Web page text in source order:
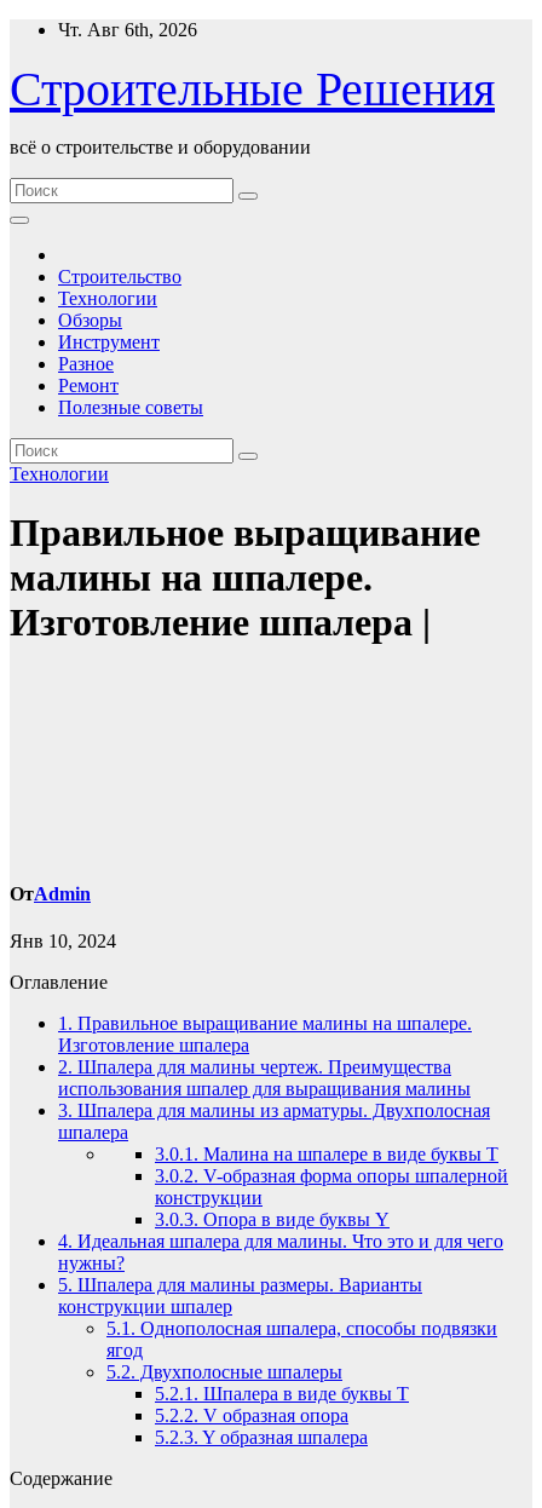
Перейти
содержимому
Чт. Авг 6th, 2026
Строительные Решения
всё о строительстве и оборудовании
Строительство
Технологии
Обзоры
Инструмент
Разное
Ремонт
Полезные советы
Технологии
Правильное выращивание
малины на шпалере.
Изготовление шпалера |
ОтAdmin
Янв 10, 2024
Оглавление
1. Правильное выращивание малины на шпалере.
Изготовление шпалера
2. Шпалера для малины чертеж. Преимущества
использования шпалер для выращивания малины
3. Шпалера для малины из арматуры. Двухполосная
шпалера
3.0.1. Малина на шпалере в виде буквы Т
3.0.2. V-образная форма опоры шпалерной
конструкции
3.0.3. Опора в виде буквы Y
4. Идеальная шпалера для малины. Что это и для чего
нужны?
5. Шпалера для малины размеры. Варианты
конструкции шпалер
5.1. Однополосная шпалера, способы подвязки
ягод
5.2. Двухполосные шпалеры
5.2.1. Шпалера в виде буквы Т
5.2.2. V образная опора
5.2.3. Y образная шпалера
Содержание